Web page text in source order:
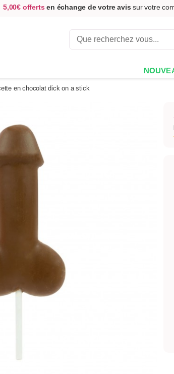
5,00€ offerts en échange de votre avis sur votre
en chocolat dick on a stick